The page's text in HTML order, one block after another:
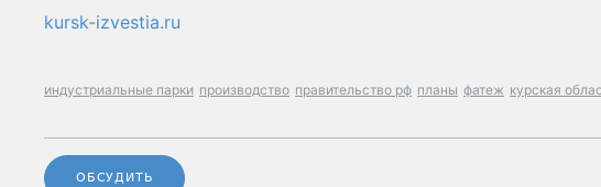
kursk-izvestia.ru
индустриальные парки производство правительство рф планы фатеж курская
ОБСУДИТЬ